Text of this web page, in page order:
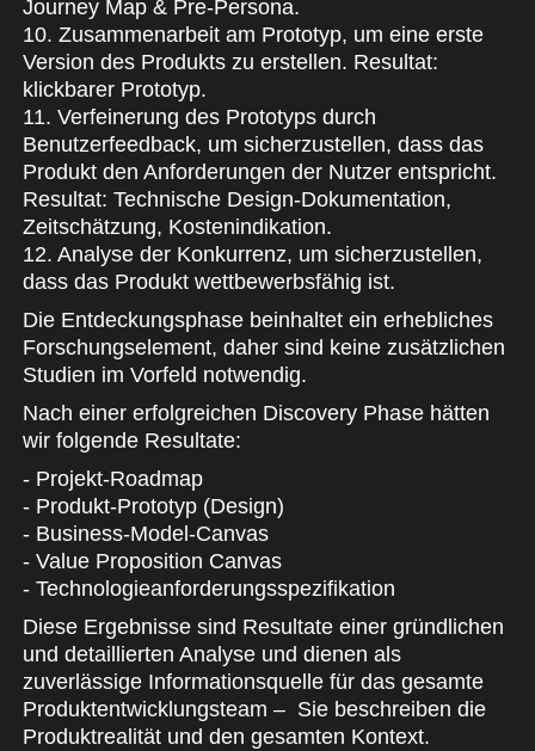
Journey Map & Pre-Persona.
10. Zusammenarbeit am Prototyp, um eine erste
Version des Produkts zu erstellen. Resultat:
klickbarer Prototyp.
11. Verfeinerung des Prototyps durch
Benutzerfeedback, um sicherzustellen, dass das
Produkt den Anforderungen der Nutzer entspricht.
Resultat: Technische Design-Dokumentation,
Zeitschätzung, Kostenindikation.
12. Analyse der Konkurrenz, um sicherzustellen,
dass das Produkt wettbewerbsfähig ist.
Die Entdeckungsphase beinhaltet ein erhebliches
Forschungselement, daher sind keine zusätzlichen
Studien im Vorfeld notwendig.
Nach einer erfolgreichen Discovery Phase hätten
wir folgende Resultate:
- Projekt-Roadmap
- Produkt-Prototyp (Design)
- Business-Model-Canvas
- Value Proposition Canvas
- Technologieanforderungsspezifikation
Diese Ergebnisse sind Resultate einer gründlichen
und detaillierten Analyse und dienen als
zuverlässige Informationsquelle für das gesamte
Produktentwicklungsteam – Sie beschreiben die
Produktrealität und den gesamten Kontext.